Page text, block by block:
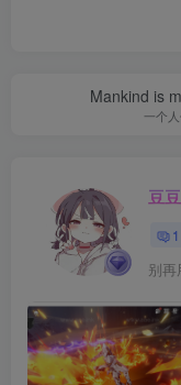
Mankind is
一个
豆
1
别再